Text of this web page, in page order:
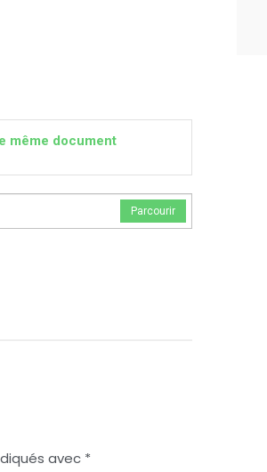
même document
Parcourir
avec *